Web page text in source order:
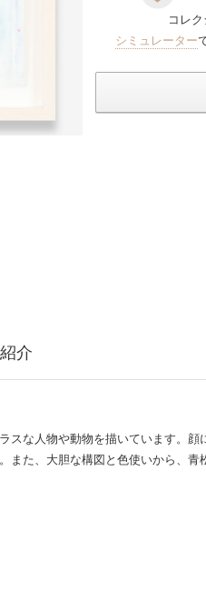
コレク
シミュレーター
介
スな人物や動物を描いています。顔
また、大胆な構図と色使いから、青